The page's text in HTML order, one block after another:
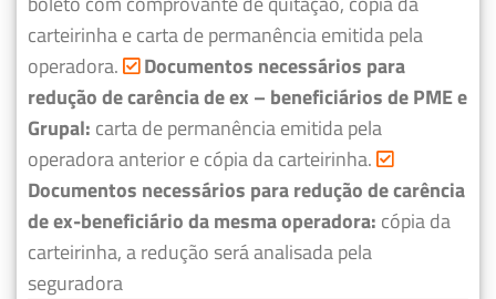
carteirinha e carta de permanência emitida pela
operadora.
Documentos necessários para
redução de carência de ex – beneficiários de PME e
Grupal: carta de permanência emitida pela
operadora anterior e cópia da carteirinha.
Documentos necessários para redução de carência
de ex-beneficiário da mesma operadora: cópia da
carteirinha, a redução será analisada pela
seguradora